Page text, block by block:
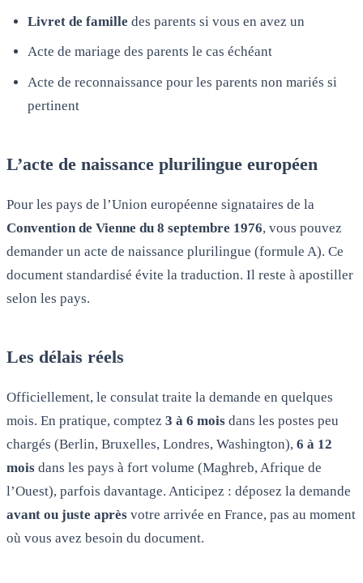
Livret de famille des parents si vous en avez un
Acte de mariage des parents le cas échéant
Acte de reconnaissance pour les parents non mariés si
pertinent
L’acte de naissance plurilingue européen
Pour les pays de l’Union européenne signataires de la
Convention de Vienne du 8 septembre 1976, vous pouvez
demander un acte de naissance plurilingue (formule A). Ce
document standardisé évite la traduction. Il reste à apostiller
selon les pays.
Les délais réels
Officiellement, le consulat traite la demande en quelques
mois. En pratique, comptez 3 à 6 mois dans les postes peu
chargés (Berlin, Bruxelles, Londres, Washington), 6 à 12
mois dans les pays à fort volume (Maghreb, Afrique de
l’Ouest), parfois davantage. Anticipez : déposez la demande
avant ou juste après votre arrivée en France, pas au moment
où vous avez besoin du document.